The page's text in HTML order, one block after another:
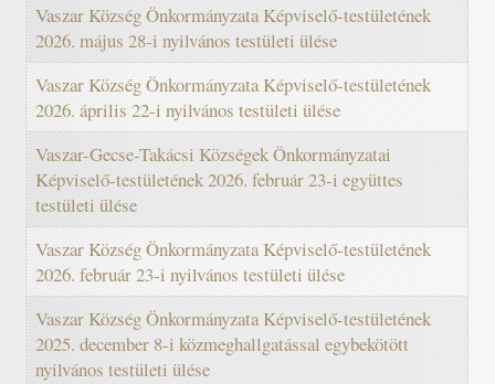
Vaszar Község Önkormányzata Képviselő-testületének
2026. május 28-i nyilvános testületi ülése
Vaszar Község Önkormányzata Képviselő-testületének
2026. április 22-i nyilvános testületi ülése
Vaszar-Gecse-Takácsi Községek Önkormányzatai
Képviselő-testületének 2026. február 23-i együttes
testületi ülése
Vaszar Község Önkormányzata Képviselő-testületének
2026. február 23-i nyilvános testületi ülése
Vaszar Község Önkormányzata Képviselő-testületének
2025. december 8-i közmeghallgatással egybekötött
nyilvános testületi ülése